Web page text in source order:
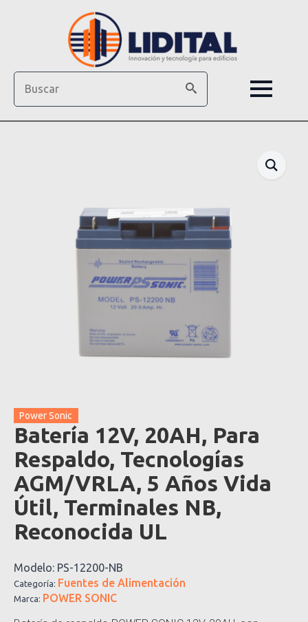
Power Sonic
Batería 12V, 20AH, Para
Respaldo, Tecnologías
AGM/VRLA, 5 Años Vida
Útil, Terminales NB,
Reconocida UL
Modelo: PS-12200-NB
Categoría: Fuentes de Alimentación
Marca: POWER SONIC